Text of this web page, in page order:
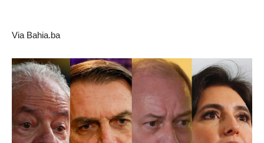
Via Bahia.ba